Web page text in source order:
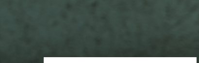
Premere Invio per effettuare la ricerca